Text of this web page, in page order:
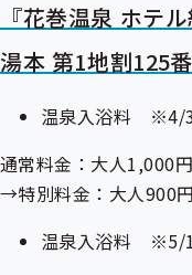
『花巻温泉 ホテ
湯本 第1地割125番
温泉入浴料 ※4/
通常料金：大人1,000
→特別料金：大人900
温泉入浴料 ※5/